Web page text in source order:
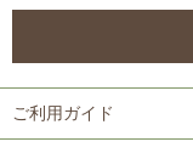
ご利用ガイド